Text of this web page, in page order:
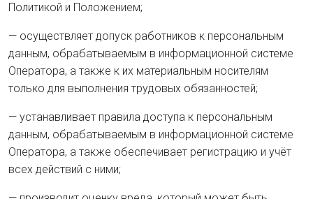
Политикой и Положением;
— осуществляет допуск работников к персональным
данным, обрабатываемым в информационной системе
Оператора, а также к их материальным носителям
только для выполнения трудовых обязанностей;
— устанавливает правила доступа к персональным
данным, обрабатываемым в информационной системе
Оператора, а также обеспечивает регистрацию и учёт
всех действий с ними;